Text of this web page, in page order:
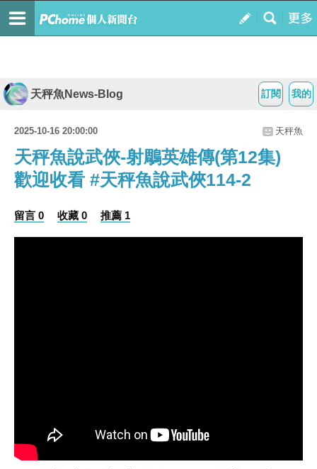
我的
訂閱
天秤魚News-Blog
2025-10-16 20:00:00 天秤魚
天秤魚說武俠-射鵰英雄傳(第12集)
歡迎收看 #天秤魚說武俠114-2
留言 0 收藏 0 推薦 1